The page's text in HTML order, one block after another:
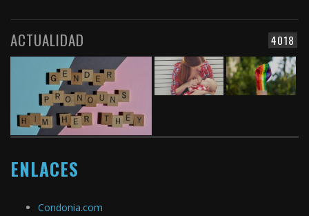
4018
ACTUALIDAD
ENLACES
Condonia.com